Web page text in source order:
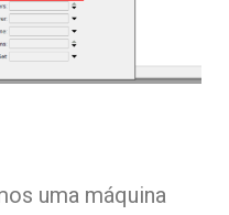
uma máquina